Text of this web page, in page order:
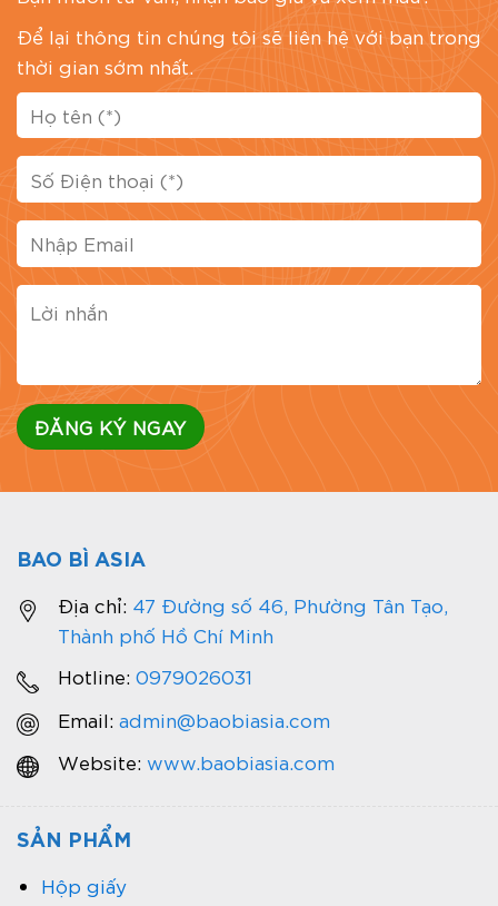
Để lại thông tin chúng tôi sẽ liên hệ với bạn trong
thời gian sớm nhất.
BAO BÌ ASIA
Địa chỉ: 47 Đường số 46, Phường Tân Tạo,
Thành phố Hồ Chí Minh
Hotline: 0979026031
Email: admin@baobiasia.com
Website: www.baobiasia.com
SẢN PHẨM
Hộp giấy